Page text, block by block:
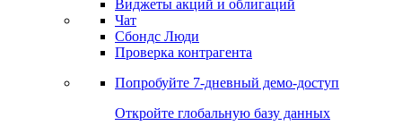
Виджеты акций и облигаций
Чат
Сбондс Люди
Проверка контрагента
Попробуйте 7-дневный демо-доступ
Откройте глобальную базу данных